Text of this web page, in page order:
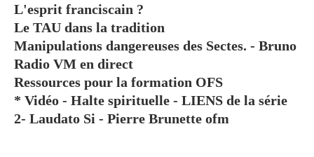
L'esprit franciscain ?
Le TAU dans la tradition
Manipulations dangereuses des Sectes. - Bruno
Radio VM en direct
Ressources pour la formation OFS
* Vidéo - Halte spirituelle - LIENS de la série
2- Laudato Si - Pierre Brunette ofm